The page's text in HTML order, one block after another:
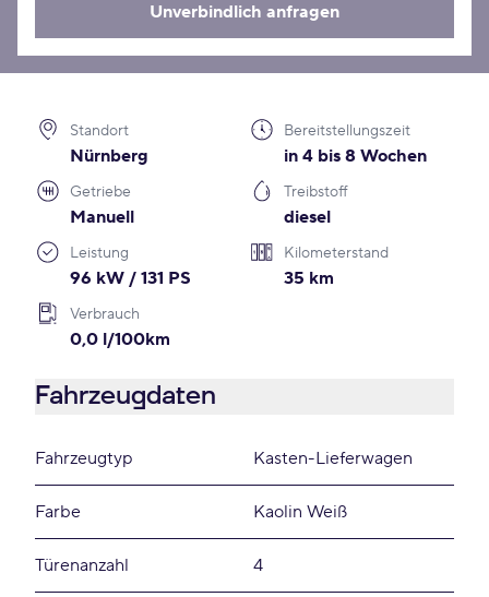
Unverbindlich anfragen
Standort
Nürnberg
Bereitstellungszeit
in 4 bis 8 Wochen
Getriebe
Manuell
Treibstoff
diesel
Leistung
96 kW / 131 PS
Kilometerstand
35 km
Verbrauch
0,0 l/100km
Fahrzeugdaten
Fahrzeugtyp Kasten-Lieferwagen
Farbe Kaolin Weiß
Türenanzahl 4